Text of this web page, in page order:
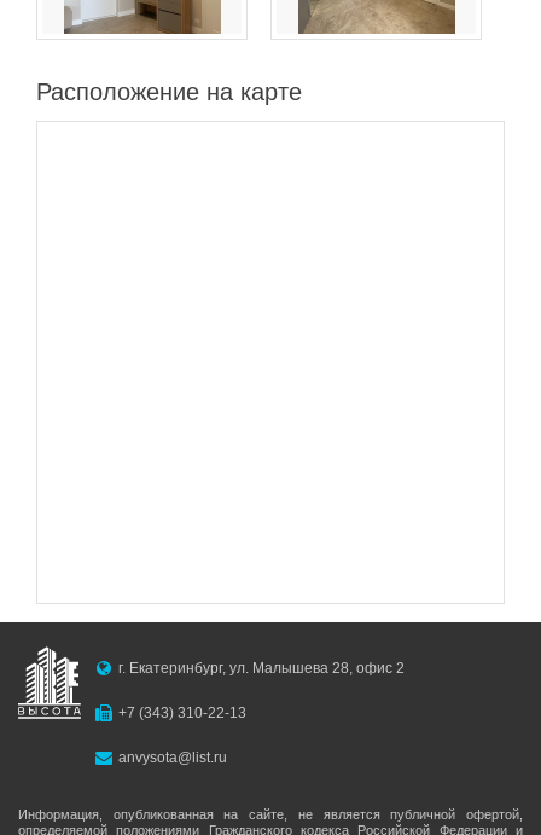
Расположение на карте
г. Екатеринбург, ул. Малышева 28, офис 2
+7 (343) 310-22-13
anvysota@list.ru
Информация, опубликованная на сайте, не является публичной офертой,
определяемой положениями Гражданского кодекса Российской Федерации и